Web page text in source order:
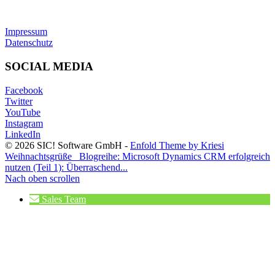
Impressum
Datenschutz
SOCIAL MEDIA
Facebook
Twitter
YouTube
Instagram
LinkedIn
© 2026 SIC! Software GmbH - Enfold Theme by Kriesi
Weihnachtsgrüße
Blogreihe: Microsoft Dynamics CRM erfolgreich
nutzen (Teil 1): Überraschend...
Nach oben scrollen
Sales Team